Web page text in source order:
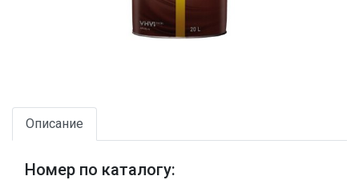
Описание
Номер по каталогу: